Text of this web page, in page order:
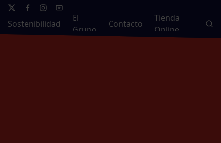
Sostenibilidad
El
Grupo
Contacto
Tienda
Online